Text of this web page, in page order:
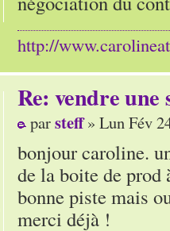
http://
Re: vendre une
parsteff» Lun Fév
bonjour caroline.
de la boite de prod
bonne piste mais
merci déjà !